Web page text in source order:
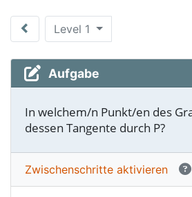
Level 1
Aufgabe
In welchem/n Punkt/en des
dessen Tangente durch P?
Zwischen­schritte aktivieren